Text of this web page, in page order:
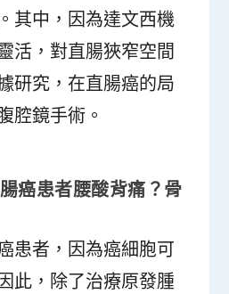
其中，因為達文西機
活，對直腸狹窄空間
研究，在直腸癌的局
腔鏡手術。
癌患者腰酸背痛？骨
患者，因為癌細胞可
此，除了治療原發腫